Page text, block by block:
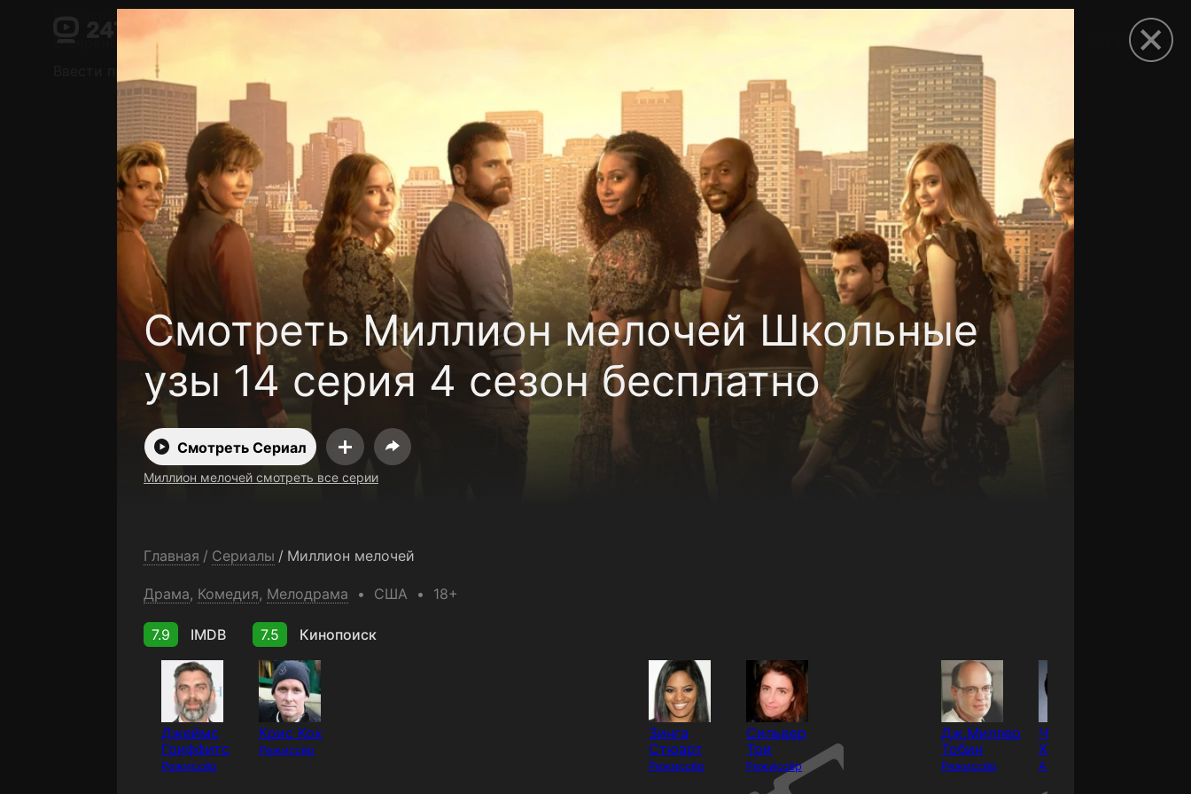
Смотреть Миллион мелочей Школьные
узы 14 серия 4 сезон бесплатно
Смотреть Сериал
Миллион мелочей смотреть все серии
Главная / Сериалы / Миллион мелочей
Драма, Комедия, Мелодрама США 18+
7.9 IMDB 7.5 Кинопоиск
Джеймс
Гриффитс
Режиссёр
Крис Кох
Режиссёр
Зинга
Стюарт
Режиссёр
Сильвер
Три
Режиссёр
Дж.Миллер
Тобин
Режиссёр
Чэнс
Херстфилд
Актёр
Поддержка:support@24h.tv
О сервисе
Пользовательское соглашение
Открыть приложение
Ввести промокод